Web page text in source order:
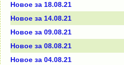
Новое за 18.08.21
Новое за 14.08.21
Новое за 09.08.21
Новое за 08.08.21
Новое за 04.08.21